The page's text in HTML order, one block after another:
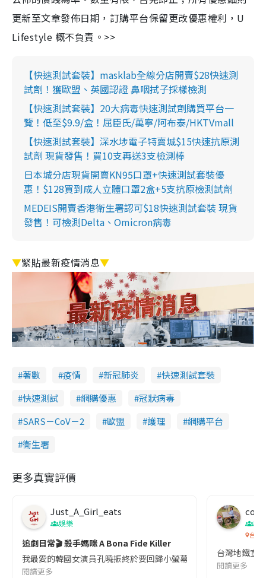
更新至文章發佈日期，訂購平台保留更改優惠權利，U
Lifestyle 概不負責。>>
【快速測試套裝】masklab全線分店開賣$28快速測
試劑！獲歐盟、英國認證 鼻咽拭子採樣檢測
【快速測試套裝】20大病毒快速測試劑購買平台一
覽！低至$9.9/盒！屈臣氏/萬寧/阿布泰/HKTVmall
【快速測試套裝】深水埗電子特賣城$15快速抗原測
試劑 現貨發售！買10支再送3支檢測棒
日本城分店現貨開賣KN95口罩+快速測試套裝優
惠！$128買到成人立體口罩2盒+5支抗原檢測試劑
MEDEIS開賣香港衛生署認可$18快速測試套裝 現貨
發售！可檢測Delta、Omicron病毒
▼緊貼最新疫情消息▼
著數 疫情 新冠肺炎
快速測試套裝
快速測試
網購優惠
冠狀病毒
SARS－CoV－2
歐盟 護理
網購平台
衞生署
更多真實評價
Just_A_Girl_eats
娛樂
追劇日常🎬 殺手媽咪 A Bona Fide Killer
我最愛的韓國女演員孔曉振終於要回歸小螢幕啦!這次的劇本改編
閱讀更多
co
吹
台灣
台灣地鐵宣
閱讀更多